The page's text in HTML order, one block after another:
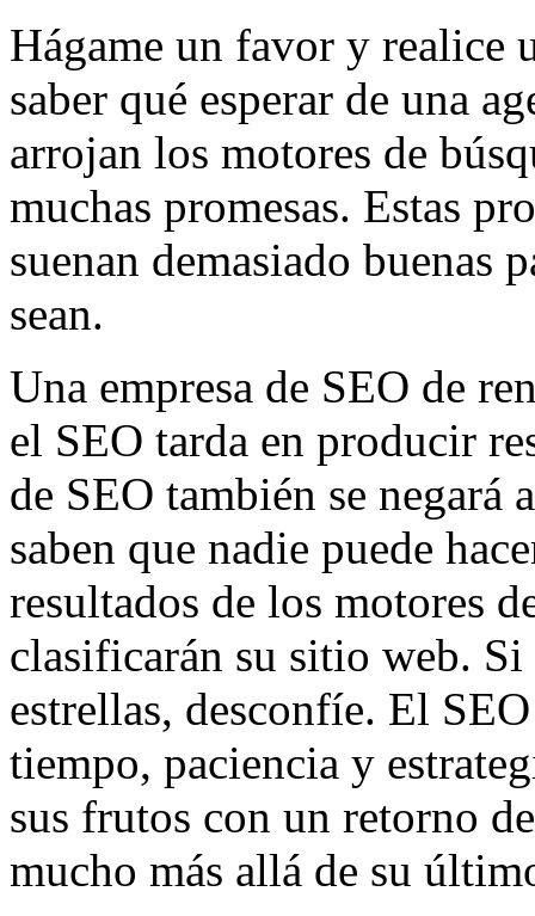
Hágame un favor y realice
saber qué esperar de una
arrojan los motores de
muchas promesas. Estas
suenan demasiado buenas
sean.
Una empresa de SEO de
el SEO tarda en producir
de SEO también se negará
saben que nadie puede
resultados de los motores
clasificarán su sitio web. Si
estrellas, desconfíe. El
tiempo, paciencia y
sus frutos con un retorno
mucho más allá de su